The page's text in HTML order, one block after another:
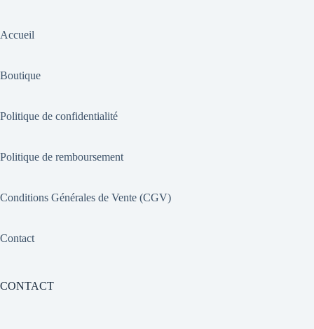
Accueil
Boutique
Politique de confidentialité
Politique de remboursement
Conditions Générales de Vente (CGV)
Contact
CONTACT